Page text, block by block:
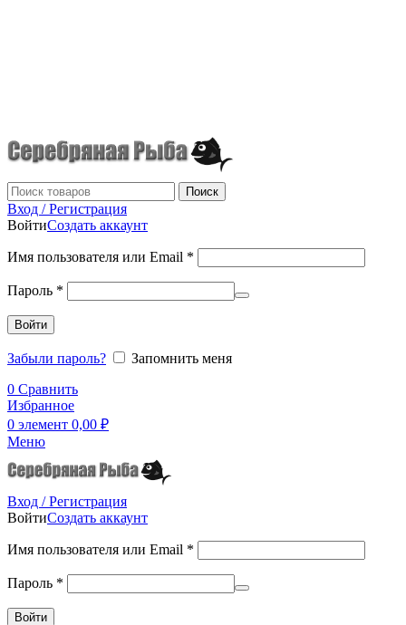
Поиск
Вход / Регистрация
ВойтиСоздать аккаунт
Имя пользователя или Email *
Пароль *
Войти
Забыли пароль?
Запомнить меня
0 Сравнить
Избранное
0 элемент 0,00 ₽
Меню
Вход / Регистрация
ВойтиСоздать аккаунт
Имя пользователя или Email *
Пароль *
Войти